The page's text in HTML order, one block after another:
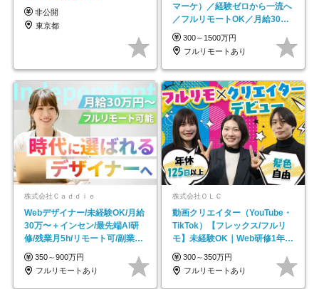
非公開
東京都
マーケ）／経験ゼロから一流へ
／フルリモートOK／月給30万
円～／年休130日以上
300～1500万円
フルリモートあり
株式会社Ｃａｄｄｉｅ
Webデザイナー/未経験OK/月給
30万〜＋インセン/最先端AI研
修/残業月5h/リモート可/副業
OK
350～900万円
フルリモートあり
株式会社ＯＬＣ
動画クリエイター（YouTube・
TikTok）【フレックス/フルリ
モ】未経験OK｜Web研修1年間
｜副業OK
300～350万円
フルリモートあり